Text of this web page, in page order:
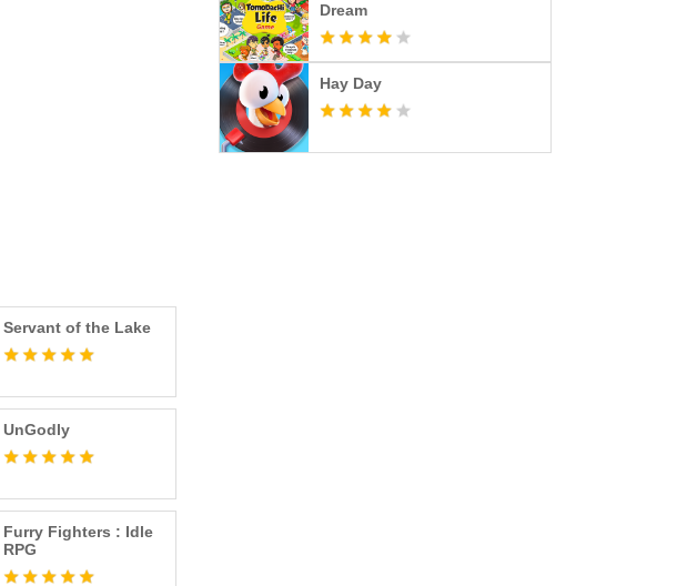
Servant of the Lake
UnGodly
Furry Fighters : Idle
RPG
Dream
Hay Day